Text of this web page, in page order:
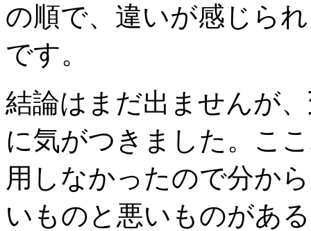
の順で、違いが感じら
です。
結論はまだ出ませんが、
に気がつきました。こ
用しなかったので分か
いものと悪いものがあ